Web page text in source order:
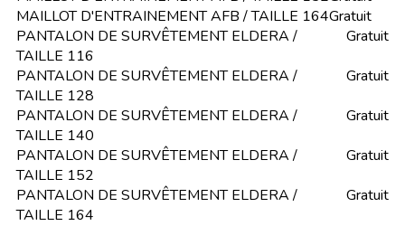
MAILLOT D'ENTRAINEMENT AFB / TAILLE 164Gratuit
PANTALON DE SURVÊTEMENT ELDERA /
TAILLE 116
Gratuit
PANTALON DE SURVÊTEMENT ELDERA /
TAILLE 128
Gratuit
PANTALON DE SURVÊTEMENT ELDERA /
TAILLE 140
Gratuit
PANTALON DE SURVÊTEMENT ELDERA /
TAILLE 152
Gratuit
PANTALON DE SURVÊTEMENT ELDERA /
TAILLE 164
Gratuit